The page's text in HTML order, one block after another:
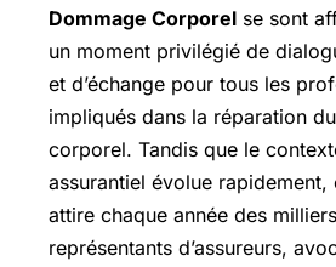
Dommage Corporel se sont
un moment privilégié de
et d’échange pour tous les
impliqués dans la réparation
corporel. Tandis que le
assurantiel évolue rapidement,
attire chaque année des
représentants d’assureurs,